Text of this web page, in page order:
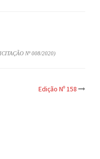
Nº 008/2020)
Edição Nº 158